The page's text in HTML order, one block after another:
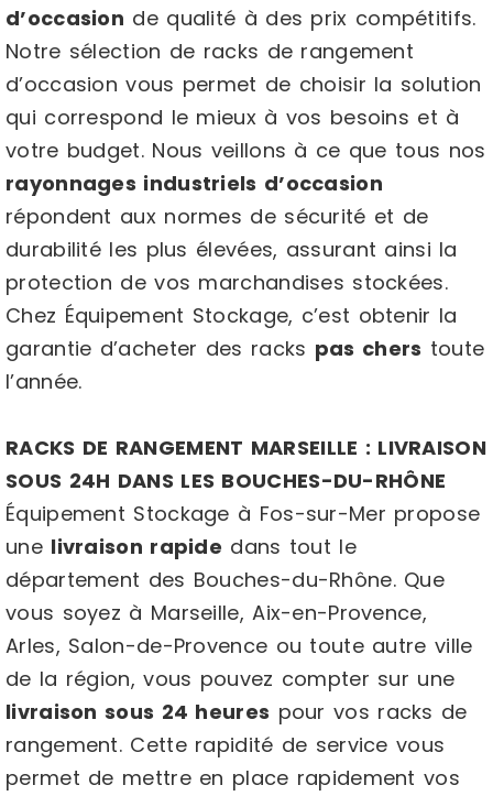
d’occasion de qualité à des prix compétitifs.
Notre sélection de racks de rangement
d’occasion vous permet de choisir la solution
qui correspond le mieux à vos besoins et à
votre budget. Nous veillons à ce que tous nos
rayonnages industriels d’occasion
répondent aux normes de sécurité et de
durabilité les plus élevées, assurant ainsi la
protection de vos marchandises stockées.
Chez Équipement Stockage, c’est obtenir la
garantie d’acheter des racks pas chers toute
l’année.
RACKS DE RANGEMENT MARSEILLE : LIVRAISON
SOUS 24H DANS LES BOUCHES-DU-RHÔNE
Équipement Stockage à Fos-sur-Mer propose
une livraison rapide dans tout le
département des Bouches-du-Rhône. Que
vous soyez à Marseille, Aix-en-Provence,
Arles, Salon-de-Provence ou toute autre ville
de la région, vous pouvez compter sur une
livraison sous 24 heures pour vos racks de
rangement. Cette rapidité de service vous
permet de mettre en place rapidement vos